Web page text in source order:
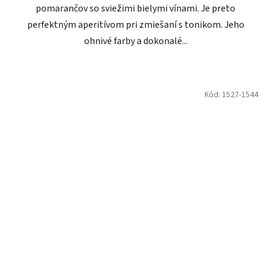
pomarančov so sviežimi bielymi vínami. Je preto
perfektným aperitívom pri zmiešaní s tonikom. Jeho
ohnivé farby a dokonalé...
Kód: 1527-1544